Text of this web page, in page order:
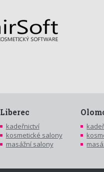
Liberec
kadeřnictví
kosmetické salony
masážní salony